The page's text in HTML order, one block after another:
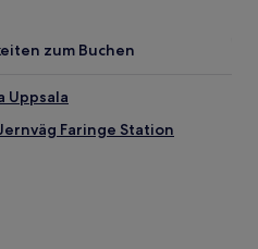
zum Buchen
Uppsala
Faringe Station